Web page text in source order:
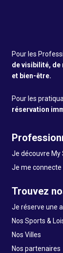
Pour les
de visibilité,
et bien-être.
Pour les
réservation
Je découvre My
Je me connecte
Trouvez
Je réserve une
Nos Sports &
Nos Villes
Nos partenaires